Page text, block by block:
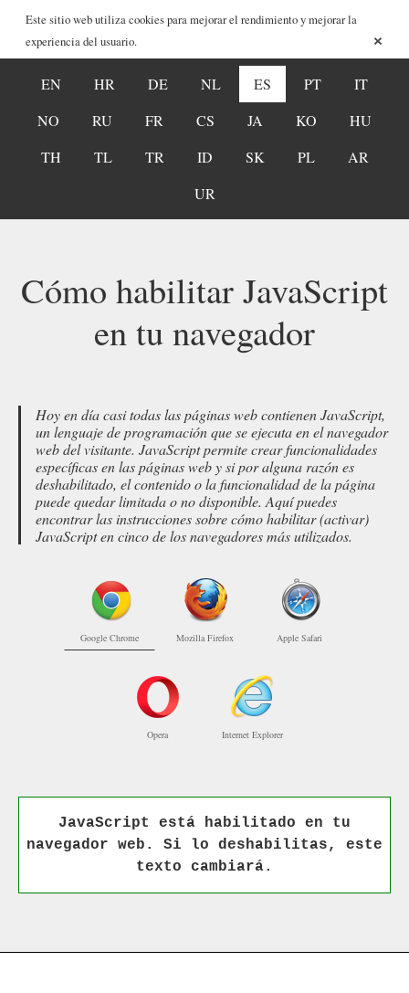
Este sitio web utiliza cookies para mejorar el rendimiento y mejorar la
experiencia del usuario.
×
EN HR DE NL ES PT
IT
NO
RU FR CS JA KO
HU
TH
TL TR ID SK PL
AR
UR
Cómo habilitar JavaScript
en tu navegador
Hoy en día casi todas las páginas web contienen JavaScript,
un lenguaje de programación que se ejecuta en el navegador
web del visitante. JavaScript permite crear funcionalidades
específicas en las páginas web y si por alguna razón es
deshabilitado, el contenido o la funcionalidad de la página
puede quedar limitada o no disponible. Aquí puedes
encontrar las instrucciones sobre cómo habilitar (activar)
JavaScript en cinco de los navegadores más utilizados.
Google Chrome Mozilla Firefox Apple Safari
Opera Internet Explorer
JavaScript está habilitado en tu
navegador web. Si lo deshabilitas, este
texto cambiará.